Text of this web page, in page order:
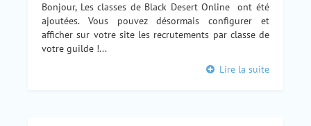
Bonjour, Les classes de Black Desert Online ont été
ajoutées. Vous pouvez désormais configurer et
afficher sur votre site les recrutements par classe de
votre guilde !...
Lire la suite